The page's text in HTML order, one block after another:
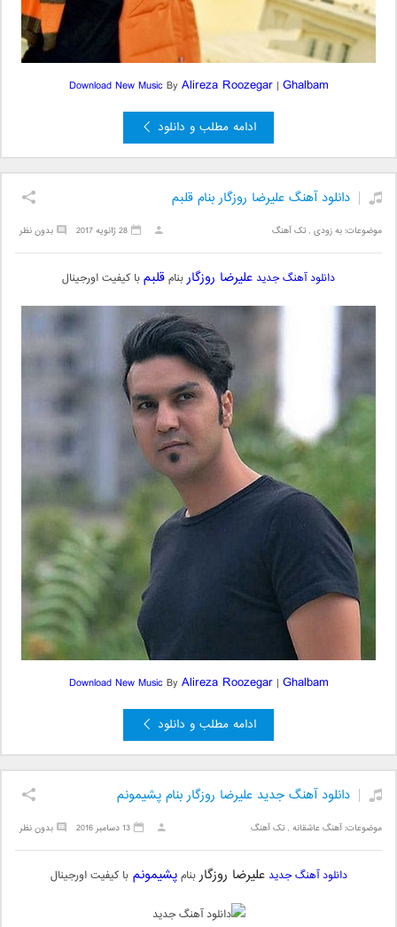
Download New MusicByAlireza Roozegar| Ghalbam
ادامه مطلب و دانلود
دانلود آهنگ علیرضا روزگار بنام قلبم
موضوعات:به زودی ,تک آهنگ بدون نظر 28 ژانویه 2017
دانلود آهنگ جدید علیرضا روزگاربنامقلبمبا کیفیت اورجینال
Download New MusicByAlireza Roozegar| Ghalbam
ادامه مطلب و دانلود
دانلود آهنگ جدید علیرضا روزگار بنام پشیمونم
موضوعات:آهنگ عاشقانه ,تک آهنگ بدون نظر 13 دسامبر 2016
دانلود آهنگ جدید علیرضا روزگاربنامپشیمونم با کیفیت اورجینال